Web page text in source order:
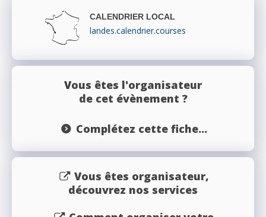
CALENDRIER LOCAL
landes.calendrier.courses
Vous êtes l'organisateur
de cet évènement ?
Complétez cette fiche...
Vous êtes organisateur,
découvrez nos services